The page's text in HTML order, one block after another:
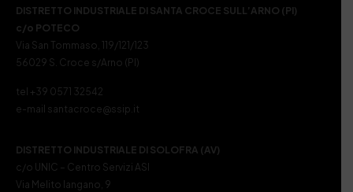
DISTRETTO INDUSTRIALE DI SANTA CROCE SULL’ARNO (PI)
c/o POTECO
Via San Tommaso, 119/121/123
56029 S. Croce s/Arno (PI)
tel +39 0571 32542
e-mail santacroce@ssip.it
DISTRETTO INDUSTRIALE DI SOLOFRA (AV)
c/o UNIC – Centro Servizi ASI
Via Melito Iangano, 9